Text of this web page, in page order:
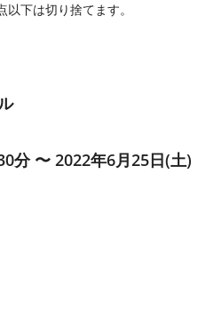
下は切り捨てます。
分 〜 2022年6月25日(土)